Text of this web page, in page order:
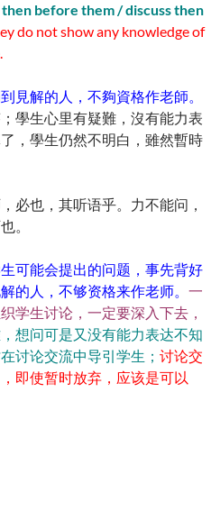
before them / discuss then
do not show any knowledge of
見解的人，不夠資格作老師。
學生心里有疑難，沒有能力表
，學生仍然不明白，雖然暫時
必也，其听语乎。力不能问，
。
可能会提出的问题，事先背好
的人，不够资格来作老师。 一
学生讨论，一定要深入下去，
想问可是又没有能力表达不知
讨论交流中导引学生； 讨论交
即使暂时放弃，应该是可以